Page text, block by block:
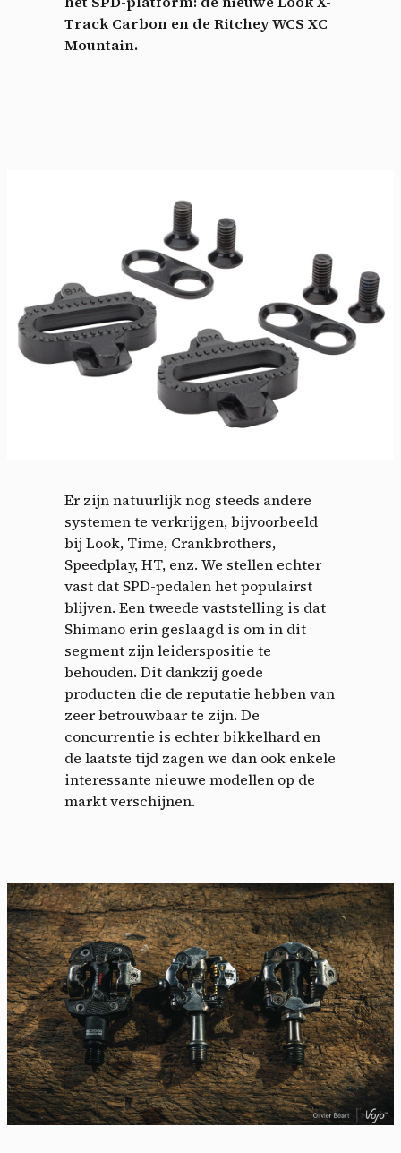
Track Carbon en de Ritchey WCS XC
Mountain.
Er zijn natuurlijk nog steeds andere
systemen te verkrijgen, bijvoorbeeld
bij Look, Time, Crankbrothers,
Speedplay, HT, enz. We stellen echter
vast dat SPD-pedalen het populairst
blijven. Een tweede vaststelling is dat
Shimano erin geslaagd is om in dit
segment zijn leiderspositie te
behouden. Dit dankzij goede
producten die de reputatie hebben van
zeer betrouwbaar te zijn. De
concurrentie is echter bikkelhard en
de laatste tijd zagen we dan ook enkele
interessante nieuwe modellen op de
markt verschijnen.